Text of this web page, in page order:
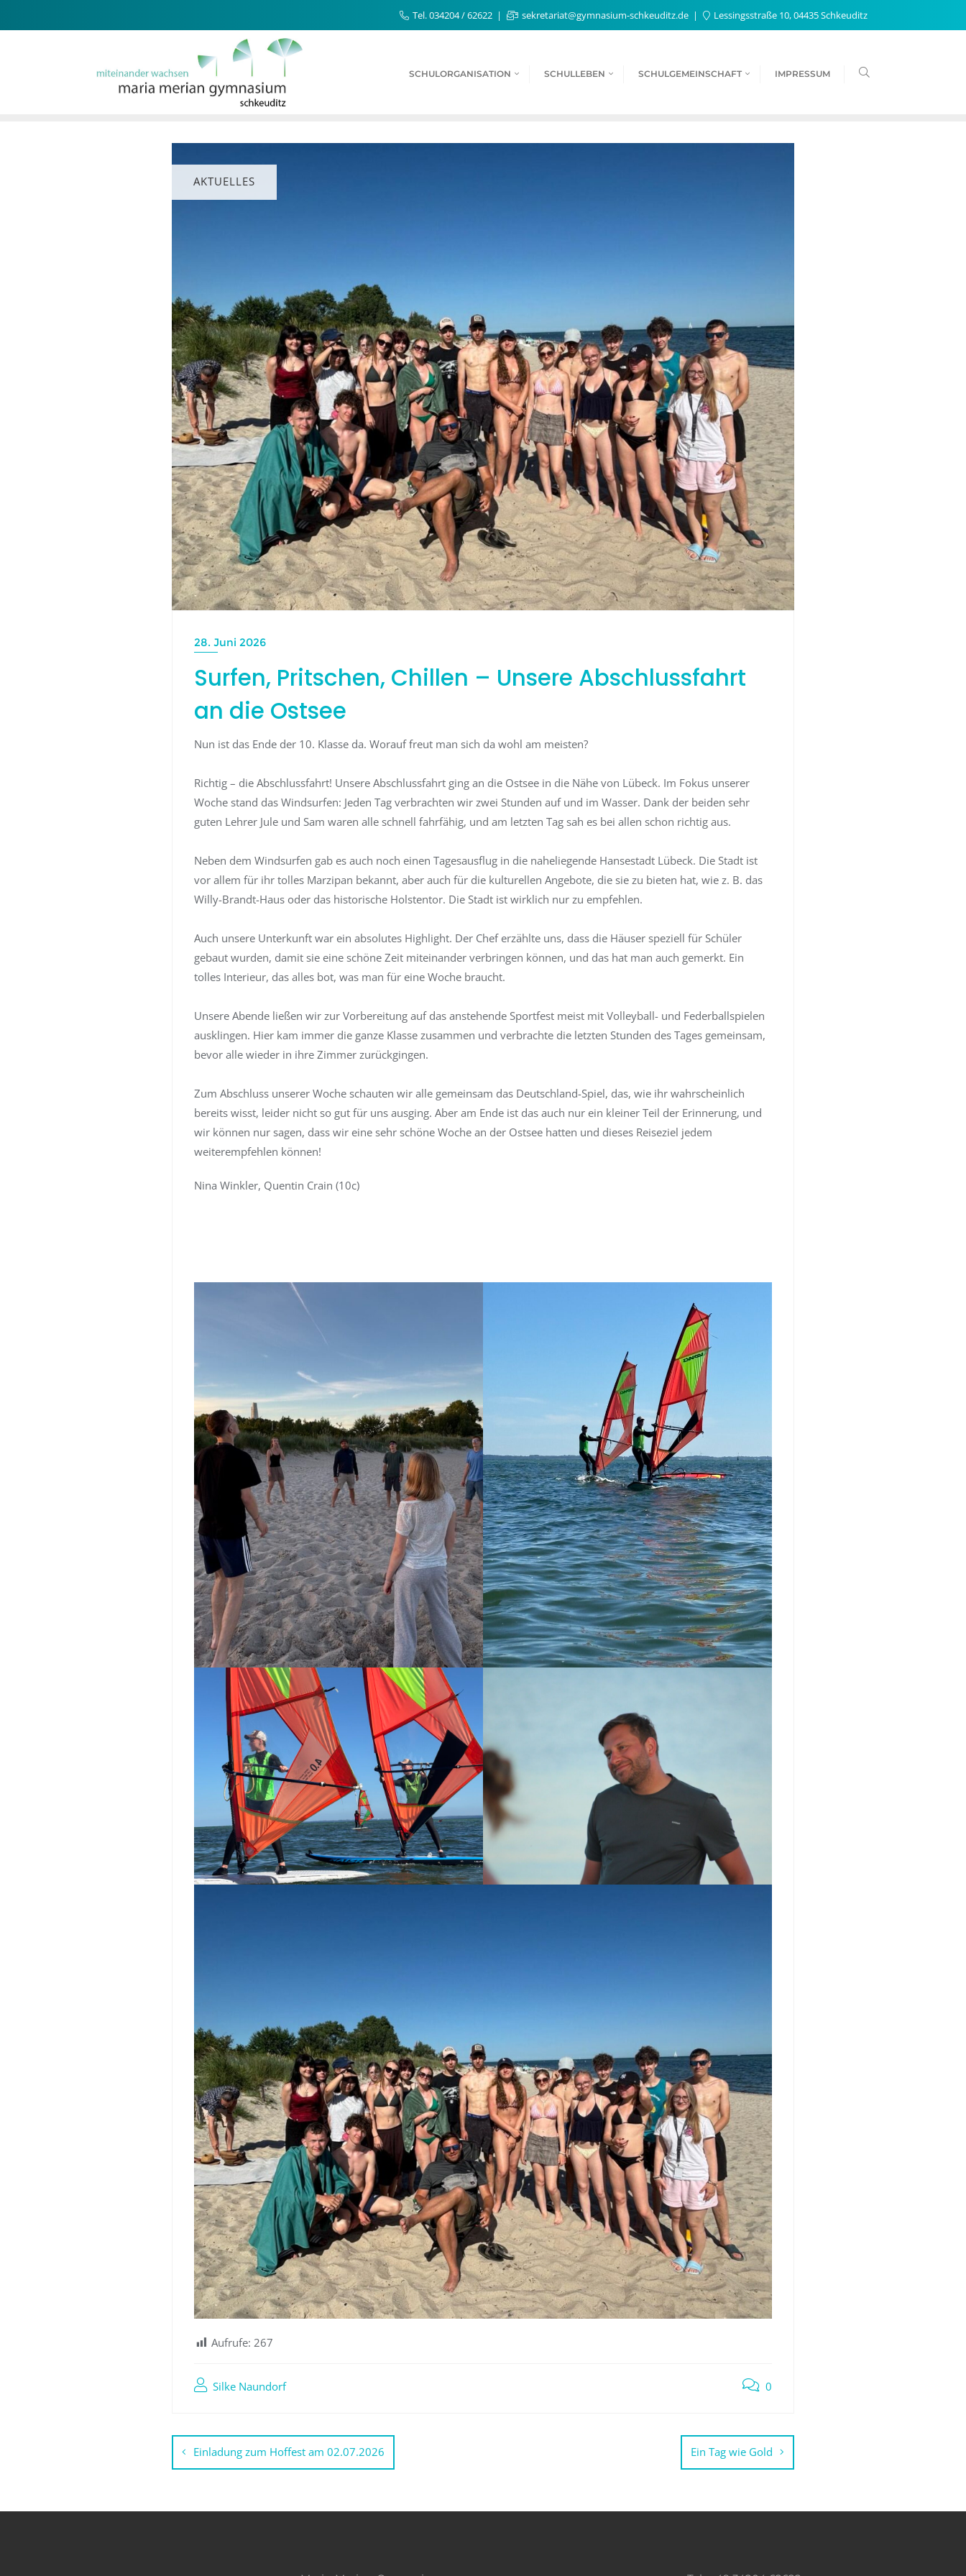
Tel. 034204 / 62622 sekretariat@gymnasium-schkeuditz.de Lessingsstraße 10, 04435 Schkeuditz
SCHULORGANISATION SCHULLEBEN SCHULGEMEINSCHAFT IMPRESSUM
AKTUELLES
28. Juni 2026
Surfen, Pritschen, Chillen – Unsere Abschlussfahrt
an die Ostsee
Nun ist das Ende der 10. Klasse da. Worauf freut man sich da wohl am meisten?
Richtig – die Abschlussfahrt! Unsere Abschlussfahrt ging an die Ostsee in die Nähe von Lübeck. Im Fokus unserer
Woche stand das Windsurfen: Jeden Tag verbrachten wir zwei Stunden auf und im Wasser. Dank der beiden sehr
guten Lehrer Jule und Sam waren alle schnell fahrfähig, und am letzten Tag sah es bei allen schon richtig aus.
Neben dem Windsurfen gab es auch noch einen Tagesausflug in die naheliegende Hansestadt Lübeck. Die Stadt ist
vor allem für ihr tolles Marzipan bekannt, aber auch für die kulturellen Angebote, die sie zu bieten hat, wie z. B. das
Willy-Brandt-Haus oder das historische Holstentor. Die Stadt ist wirklich nur zu empfehlen.
Auch unsere Unterkunft war ein absolutes Highlight. Der Chef erzählte uns, dass die Häuser speziell für Schüler
gebaut wurden, damit sie eine schöne Zeit miteinander verbringen können, und das hat man auch gemerkt. Ein
tolles Interieur, das alles bot, was man für eine Woche braucht.
Unsere Abende ließen wir zur Vorbereitung auf das anstehende Sportfest meist mit Volleyball- und Federballspielen
ausklingen. Hier kam immer die ganze Klasse zusammen und verbrachte die letzten Stunden des Tages gemeinsam,
bevor alle wieder in ihre Zimmer zurückgingen.
Zum Abschluss unserer Woche schauten wir alle gemeinsam das Deutschland-Spiel, das, wie ihr wahrscheinlich
bereits wisst, leider nicht so gut für uns ausging. Aber am Ende ist das auch nur ein kleiner Teil der Erinnerung, und
wir können nur sagen, dass wir eine sehr schöne Woche an der Ostsee hatten und dieses Reiseziel jedem
weiterempfehlen können!
Nina Winkler, Quentin Crain (10c)
Aufrufe: 267
Silke Naundorf 0
Beitragsnavigation
Einladung zum Hoffest am 02.07.2026 Ein Tag wie Gold